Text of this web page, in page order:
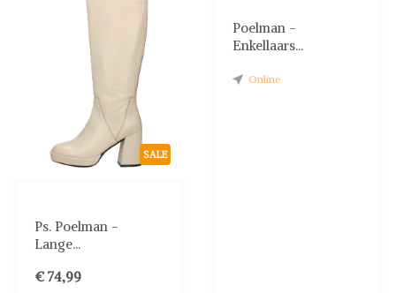
SALE
Ps. Poelman -
Lange...
€ 74,99
Poelman -
Enkellaars...
Online